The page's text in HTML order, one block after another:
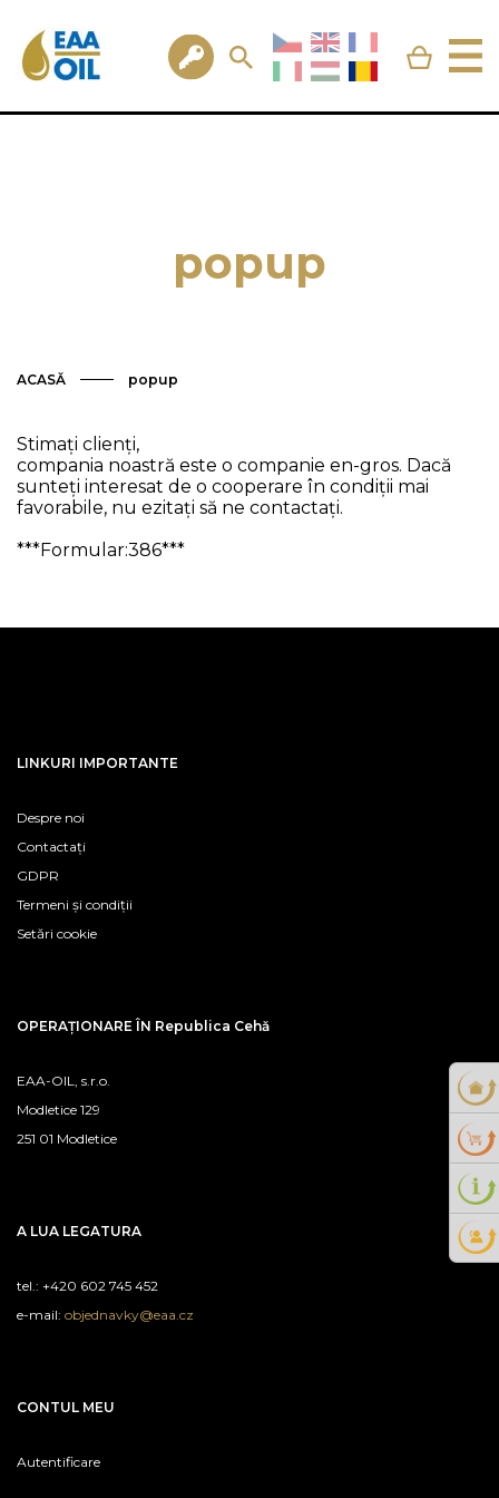
popup
ACASĂ popup
Stimați clienți,
compania noastră este o companie en-gros. Dacă
sunteți interesat de o cooperare în condiții mai
favorabile, nu ezitați să ne contactați.
***Formular:386***
LINKURI IMPORTANTE
Despre noi
Contactați
GDPR
Termeni și condiții
Setări cookie
OPERAȚIONARE ÎN Republica Cehă
EAA-OIL, s.r.o.
Modletice 129
251 01 Modletice
A LUA LEGATURA
tel.: +420 602 745 452
e-mail: objednavky@eaa.cz
CONTUL MEU
Autentificare